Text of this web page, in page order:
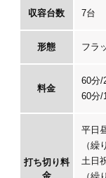
収容台数 7台
形態 フラ
料金
60分/
60分/
打ち切り料
金
平日
（繰
土日